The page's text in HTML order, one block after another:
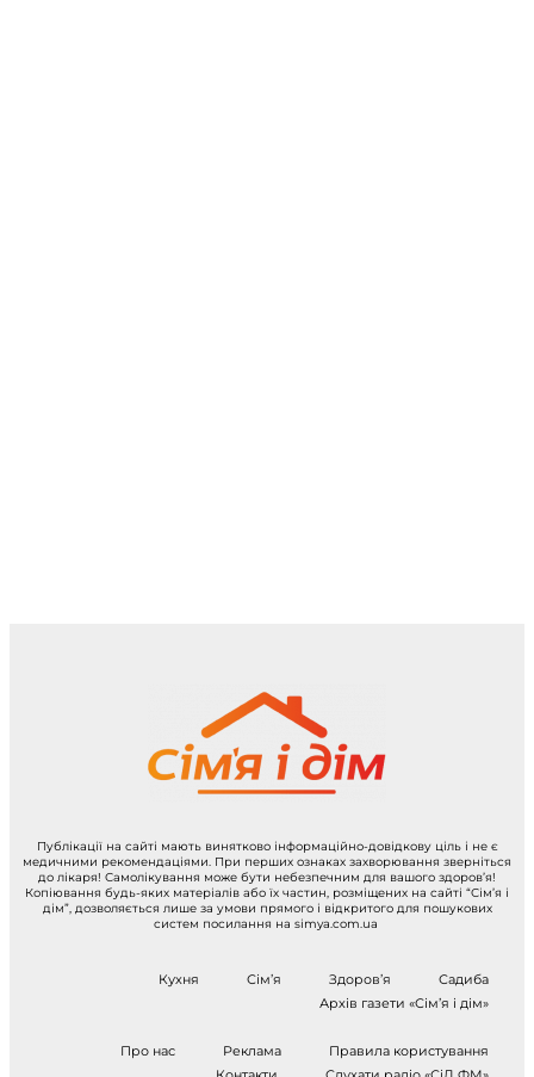
Публікації на сайті мають винятково інформаційно-довідкову ціль і не є
медичними рекомендаціями. При перших ознаках захворювання зверніться
до лікаря! Самолікування може бути небезпечним для вашого здоров’я!
Копіювання будь-яких матеріалів або їх частин, розміщених на сайті “Сім’я і
дім”, дозволяється лише за умови прямого і відкритого для пошукових
систем посилання на simya.com.ua
Кухня Сім’я Здоров’я
Садиба
Архів газети «Сім’я і дім»
Про нас Реклама
Правила користування